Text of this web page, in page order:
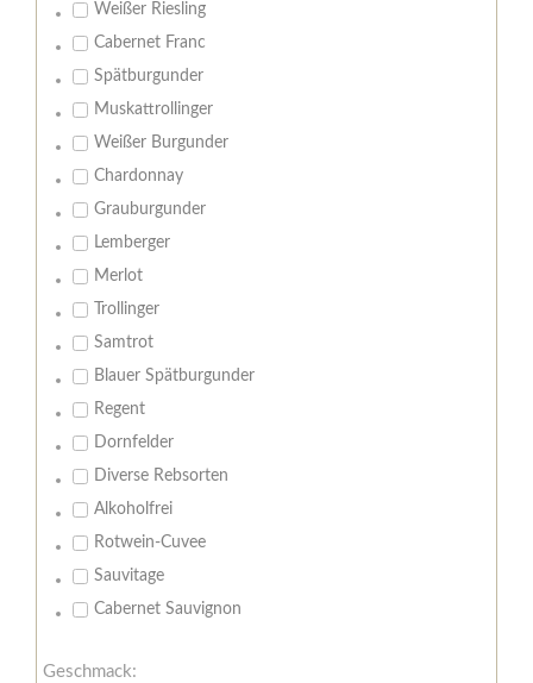
Weißer Riesling
Cabernet Franc
Spätburgunder
Muskattrollinger
Weißer Burgunder
Chardonnay
Grauburgunder
Lemberger
Merlot
Trollinger
Samtrot
Blauer Spätburgunder
Regent
Dornfelder
Diverse Rebsorten
Alkoholfrei
Rotwein-Cuvee
Sauvitage
Cabernet Sauvignon
Geschmack: